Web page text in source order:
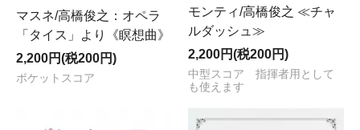
マスネ/高橋俊之：オペラ
「タイス」より《瞑想曲》
2,200円(税200円)
ポケットスコア
モンティ/高橋俊之 ≪チャ
ルダッシュ≫
2,200円(税200円)
中型スコア 指揮者用として
も使えます